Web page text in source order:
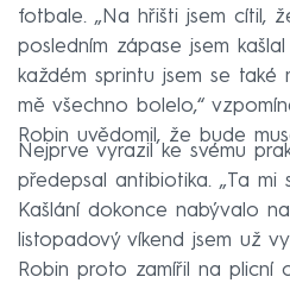
fotbale. „Na hřišti jsem cítil,
posledním zápase jsem
každém sprintu jsem se také
mě všechno bolelo,“
Robin uvědomil, že bude
Nejprve vyrazil ke svému
předepsal antibiotika. „Ta mi
Kašlání dokonce nabývalo
listopadový víkend jsem už
Robin proto zamířil na plicní